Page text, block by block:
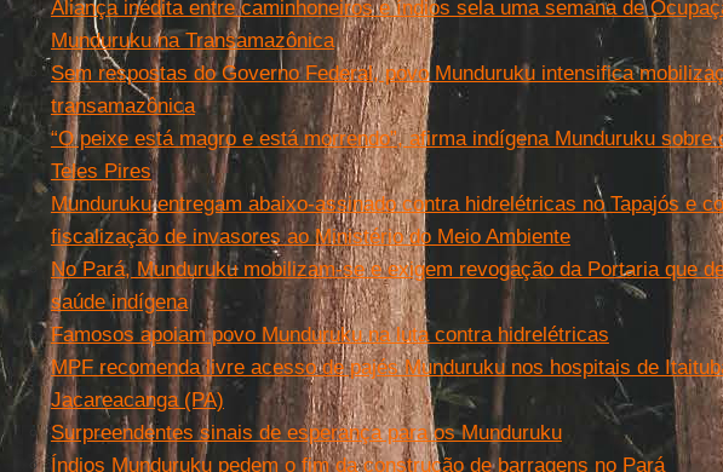
Aliança inédita entre caminhoneiros e índios sela uma semana de
Munduruku na Transamazônica
Sem respostas do Governo Federal, povo Munduruku intensifica
transamazônica
“O peixe está magro e está morrendo”, afirma indígena Munduruku sobre
Teles Pires
Munduruku entregam abaixo-assinado contra hidrelétricas no Tapajós e
fiscalização de invasores ao Ministério do Meio Ambiente
No Pará, Munduruku mobilizam-se e exigem revogação da Portaria que
saúde indígena
Famosos apoiam povo Munduruku na luta contra hidrelétricas
MPF recomenda livre acesso de pajés Munduruku nos hospitais de
Jacareacanga (PA)
Surpreendentes sinais de esperança para os Munduruku
Índios Munduruku pedem o fim da construção de barragens no Pará